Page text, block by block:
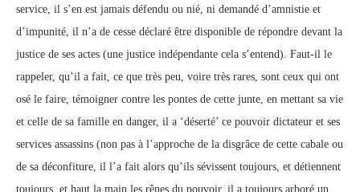
service, il s’en est jamais défendu ou nié, ni demandé d’amnistie et
d’impunité, il n’a de cesse déclaré être disponible de répondre devant la
justice de ses actes (une justice indépendante cela s’entend). Faut-il le
rappeler, qu’il a fait, ce que très peu, voire très rares, sont ceux qui ont
osé le faire, témoigner contre les pontes de cette junte, en mettant sa vie
et celle de sa famille en danger, il a ‘déserté’ ce pouvoir dictateur et ses
services assassins (non pas à l’approche de la disgrâce de cette cabale ou
de sa déconfiture, il l’a fait alors qu’ils sévissent toujours, et détiennent
toujours, et haut la main les rênes du pouvoir, il a toujours arboré un